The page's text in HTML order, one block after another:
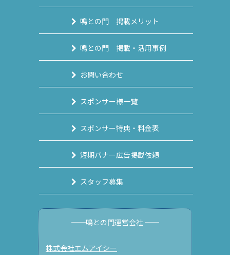
鳴との門 掲載メリット
鳴との門 掲載・活用事例
お問い合わせ
スポンサー様一覧
スポンサー特典・料金表
短期バナー広告掲載依頼
スタッフ募集
──鳴との門運営会社 ──
株式会社エムアイシー